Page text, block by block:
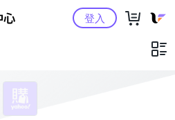
Yahoo購物中心登入